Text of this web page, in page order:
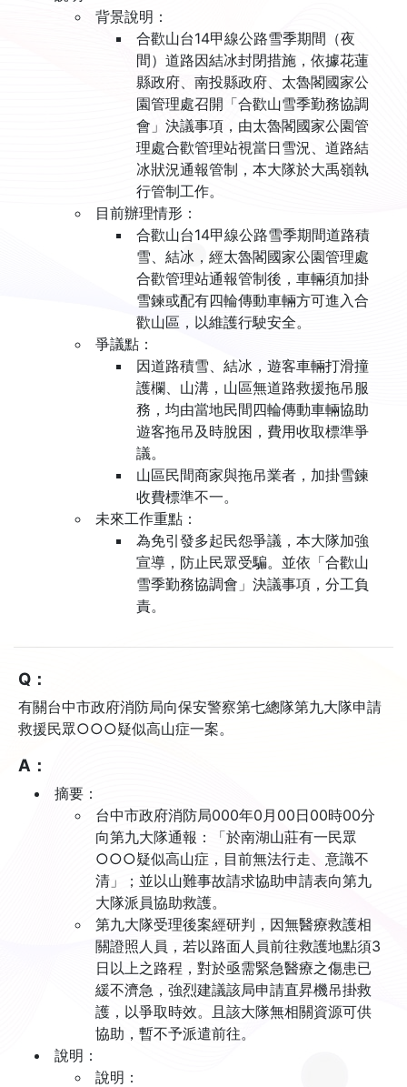
背景說明：
合歡山台14甲線公路雪季期間（夜
間）道路因結冰封閉措施，依據花蓮
縣政府、南投縣政府、太魯閣國家公
園管理處召開「合歡山雪季勤務協調
會」決議事項，由太魯閣國家公園管
理處合歡管理站視當日雪況、道路結
冰狀況通報管制，本大隊於大禹嶺執
行管制工作。
目前辦理情形：
合歡山台14甲線公路雪季期間道路積
雪、結冰，經太魯閣國家公園管理處
合歡管理站通報管制後，車輛須加掛
雪鍊或配有四輪傳動車輛方可進入合
歡山區，以維護行駛安全。
爭議點：
因道路積雪、結冰，遊客車輛打滑撞
護欄、山溝，山區無道路救援拖吊服
務，均由當地民間四輪傳動車輛協助
遊客拖吊及時脫困，費用收取標準爭
議。
山區民間商家與拖吊業者，加掛雪鍊
收費標準不一。
未來工作重點：
為免引發多起民怨爭議，本大隊加強
宣導，防止民眾受騙。並依「合歡山
雪季勤務協調會」決議事項，分工負
責。
Q：
有關台中市政府消防局向保安警察第七總隊第九大隊申請
救援民眾○○○疑似高山症一案。
A：
摘要：
台中市政府消防局000年0月00日00時00分
向第九大隊通報：「於南湖山莊有一民眾
○○○疑似高山症，目前無法行走、意識不
清」；並以山難事故請求協助申請表向第九
大隊派員協助救護。
第九大隊受理後案經研判，因無醫療救護相
關證照人員，若以路面人員前往救護地點須3
日以上之路程，對於亟需緊急醫療之傷患已
緩不濟急，強烈建議該局申請直昇機吊掛救
護，以爭取時效。且該大隊無相關資源可供
協助，暫不予派遣前往。
說明：
說明：